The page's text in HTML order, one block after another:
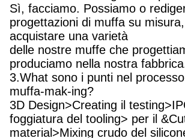
Sì, facciamo. Possiamo o
progettazioni di muffa su
acquistare una varietà
delle nostre muffe che
produciamo nella nostra
3.What sono i punti nel
muffa-mak-ing?
3D Design>Creating il
foggiatura del tooling> per il
material>Mixing crudo del